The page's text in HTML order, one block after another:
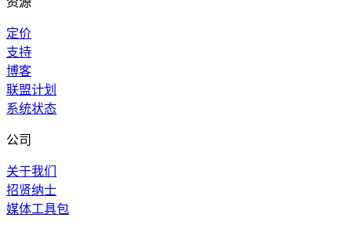
定价
支持
博客
联盟计划
系统状态
公司
关于我们
招贤纳士
媒体工具包